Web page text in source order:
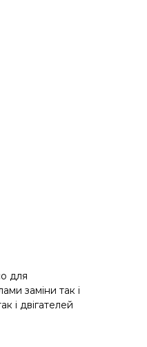
для
заміни так і
і двігателей